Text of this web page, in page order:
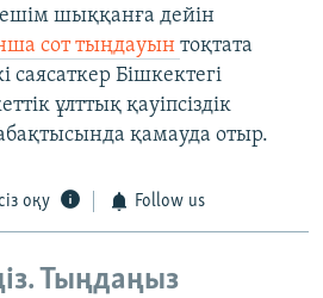
шыққанға дейін
сот тыңдауын тоқтата
саясаткер Бішкектегі
ұлттық қауіпсіздік
қамауда отыр.
оқу Follow us
Тыңдаңыз